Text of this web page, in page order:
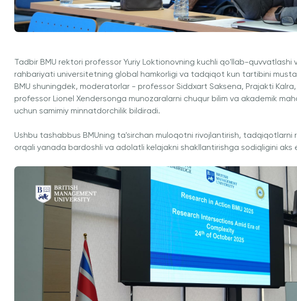
Tadbir BMU rektori professor Yuriy Loktionovning kuchli qo'llab-quvvatlashi
rahbariyati universitetning global hamkorligi va tadqiqot kun tartibini
BMU shuningdek, moderatorlar - professor Siddxart Saksena, Prajakti
professor Lionel Xendersonga munozaralarni chuqur bilim va akademik
uchun samimiy minnatdorchilik bildiradi.
Ushbu tashabbus BMUning ta'sirchan muloqotni rivojlantirish, tadqiqotlarni
orqali yanada bardoshli va adolatli kelajakni shakllantirishga sodiqligini aks